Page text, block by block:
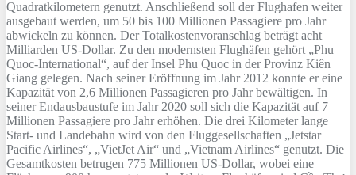
Quadratkilometern genutzt. Anschließend soll der Flughafen weiter
ausgebaut werden, um 50 bis 100 Millionen Passagiere pro Jahr
abwickeln zu können. Der Totalkostenvoranschlag beträgt acht
Milliarden US-Dollar. Zu den modernsten Flughäfen gehört „Phu
Quoc-International“, auf der Insel Phu Quoc in der Provinz Kiên
Giang gelegen. Nach seiner Eröffnung im Jahr 2012 konnte er eine
Kapazität von 2,6 Millionen Passagieren pro Jahr bewältigen. In
seiner Endausbaustufe im Jahr 2020 soll sich die Kapazität auf 7
Millionen Passagiere pro Jahr erhöhen. Die drei Kilometer lange
Start- und Landebahn wird von den Fluggesellschaften „Jetstar
Pacific Airlines“, „VietJet Air“ und „Vietnam Airlines“ genutzt. Die
Gesamtkosten betrugen 775 Millionen US-Dollar, wobei eine